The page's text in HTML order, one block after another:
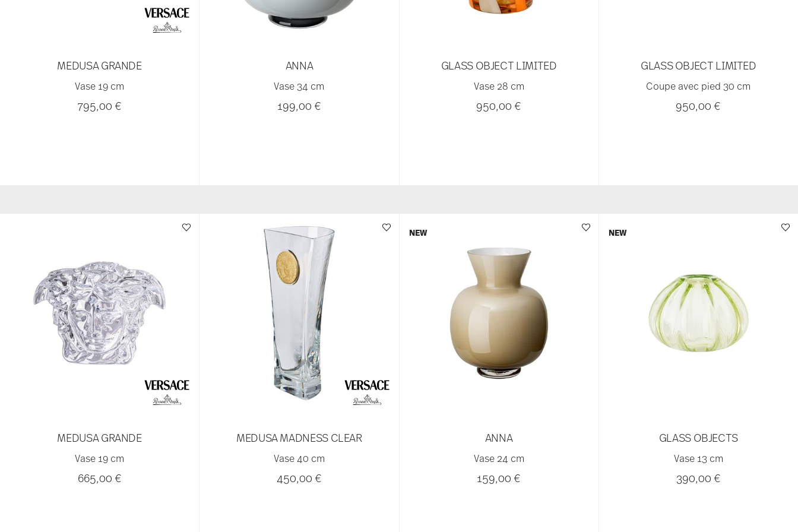
MEDUSA GRANDE
Vase 19 cm
795,00 €
ANNA
Vase 34 cm
199,00 €
GLASS OBJECT LIMITED
Vase 28 cm
950,00 €
GLASS OBJECT LIMITED
Coupe avec pied 30 cm
950,00 €
MEDUSA GRANDE
Vase 19 cm
665,00 €
MEDUSA MADNESS CLEAR
Vase 40 cm
450,00 €
ANNA
Vase 24 cm
159,00 €
NEW
GLASS OBJECTS
Vase 13 cm
390,00 €
NEW